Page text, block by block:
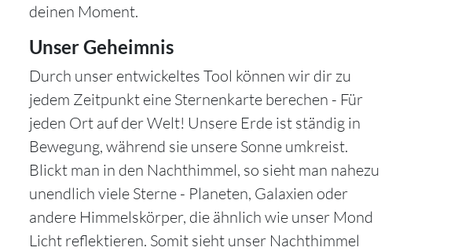
deinen Moment.
Unser Geheimnis
Durch unser entwickeltes Tool können wir dir zu
jedem Zeitpunkt eine Sternenkarte berechen - Für
jeden Ort auf der Welt! Unsere Erde ist ständig in
Bewegung, während sie unsere Sonne umkreist.
Blickt man in den Nachthimmel, so sieht man nahezu
unendlich viele Sterne - Planeten, Galaxien oder
andere Himmelskörper, die ähnlich wie unser Mond
Licht reflektieren. Somit sieht unser Nachthimmel